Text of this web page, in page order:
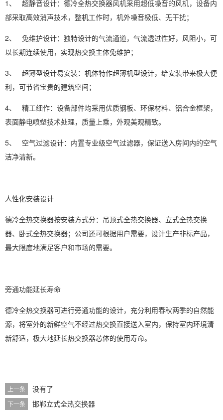
1、 超静音设计：德冷全热交换器风机采用超低噪音的风机，设备内
部采取高效消声技术，整机工作时，机外噪音极低、无干扰；
2、 免维护设计：独特设计的气流通道，气流透过性好，风阻小，可
以长期连续使用，实现热交换主体免维护；
3、 超薄型设计易安装：机体特作超薄机型设计，给安装带来极大便
利，可节省宝贵的建筑空间；
4、 精工细作：设备部件均采用优质钢板、环保材料、铝合金框架，
表面静电喷塑技术处理，质量上乘，外观美观精致。
5、 空气过滤设计：内置专业级空气过滤器，保证送入房间内的空气
洁净清新。
人性化安装设计
德冷全热交换器按安装方式分：吊顶式全热交换器、立式全热交换
器、卧式全热交换器；公司还可根据用户需要，设计生产非标产品，
最大限度地满足客户和市场的需要。
旁通功能延长寿命
德冷全热交换器可进行旁通功能的设计，充分利用春秋两季的自然能
源，将室外的新鲜空气不经过热交换直接送入室内，保持室内环境清
新舒适，极大地延长热交换器芯体的使用寿命。
上一条 没有了
下一条 邯郸立式全热交换器